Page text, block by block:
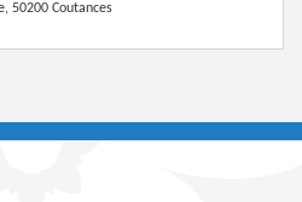
50200 Coutances